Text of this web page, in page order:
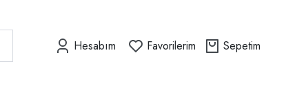
Hesabım Favorilerim Sepetim